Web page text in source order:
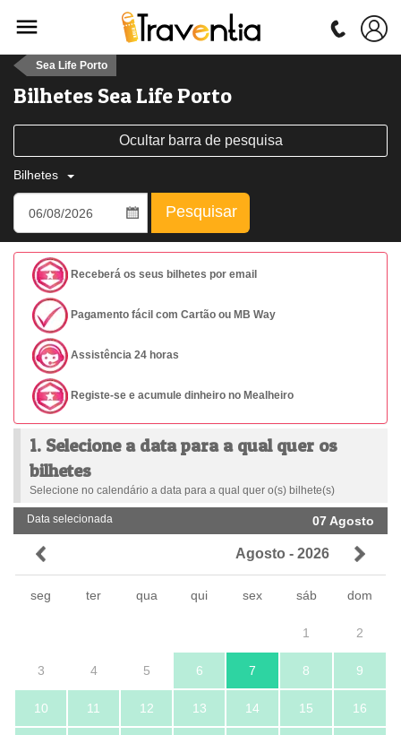
Sea Life Porto
Bilhetes Sea Life Porto
Ocultar barra de pesquisa
Bilhetes
Pesquisar
Receberá os seus bilhetes por email
Pagamento fácil com Cartão ou MB Way
Assistência 24 horas
Registe-se e acumule dinheiro no Mealheiro
1. Selecione a data para a qual quer os
bilhetes
Selecione no calendário a data para a qual quer o(s) bilhete(s)
Data selecionada 07 Agosto
Agosto - 2026
seg ter qua qui sex sáb dom
1 2
3 4 5 6 7 8 9
10 11 12 13 14 15 16